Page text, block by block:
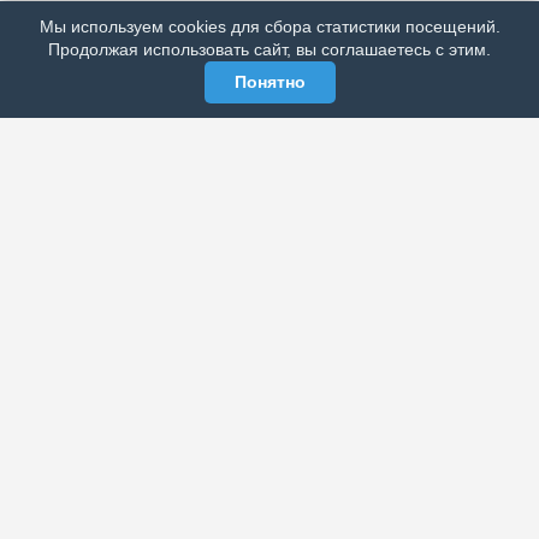
МЫ В СОЦСЕТЯХ
Мы используем cookies для сбора статистики посещений.
Продолжая использовать сайт, вы соглашаетесь с этим.
Понятно